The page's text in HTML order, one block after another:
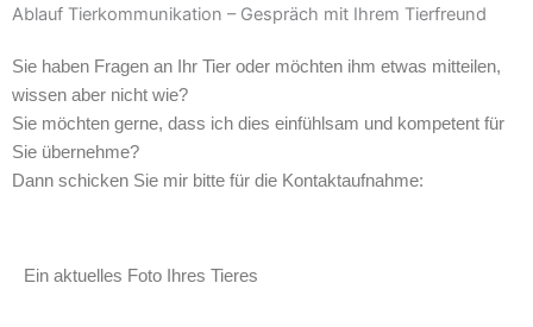
Ablauf Tierkommunikation – Gespräch mit Ihrem Tierfreund
Sie haben Fragen an Ihr Tier oder möchten ihm etwas mitteilen,
wissen aber nicht wie?
Sie möchten gerne, dass ich dies einfühlsam und kompetent für
Sie übernehme?
Dann schicken Sie mir bitte für die Kontaktaufnahme:
Ein aktuelles Foto Ihres Tieres